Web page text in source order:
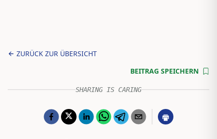
ZURÜCK ZUR ÜBERSICHT
BEITRAG SPEICHERN
SHARING IS CARING